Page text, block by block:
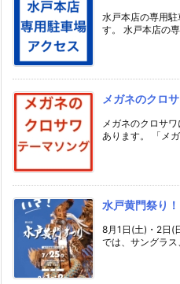
水戸本店の専用
す。 水戸本店の
メガネのクロ
メガネのクロサ
あります。 「メ
水戸黄門祭り！
8月1日(土)・2日(
では、サングラス